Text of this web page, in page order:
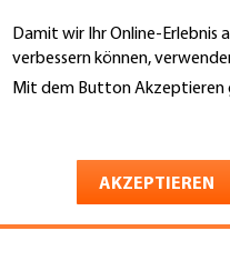
Damit wir Ihr Online-Erlebnis
verbessern können,
Mit dem Button Akzeptieren
AKZEPTIEREN
zum
Inhalt
Alfred Sahli